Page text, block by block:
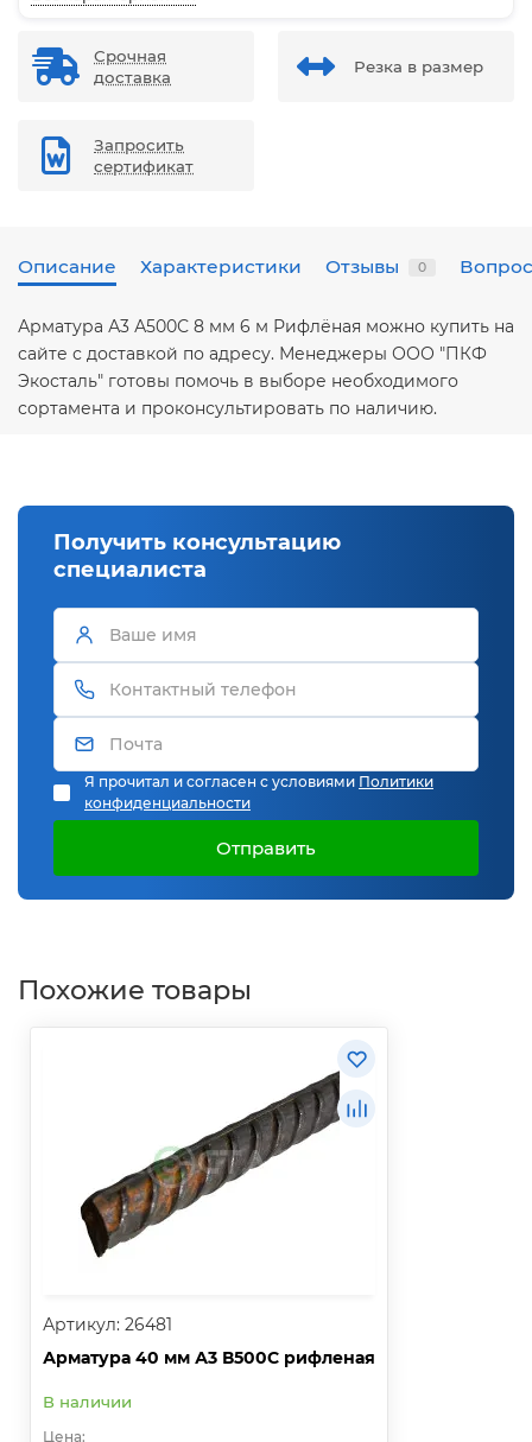
Срочная
доставка
Резка в размер
Запросить
сертификат
Описание Характеристики Отзывы 0
Арматура А3 А500С 8 мм 6 м Рифлёная можно купить на
сайте с доставкой по адресу. Менеджеры ООО "ПКФ
Экосталь" готовы помочь в выборе необходимого
сортамента и проконсультировать по наличию.
Получить консультацию
специалиста
Я прочитал и согласен с условиями Политики
конфиденциальности
Отправить
Похожие товары
Артикул: 26481
Арматура 40 мм А3 В500С рифленая
В наличии
Цена: